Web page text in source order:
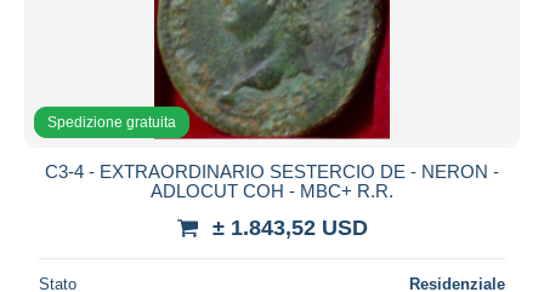
Spedizione gratuita
C3-4 - EXTRAORDINARIO SESTERCIO DE - NERON -
ADLOCUT COH - MBC+ R.R.
± 1.843,52 USD
Stato Residenziale